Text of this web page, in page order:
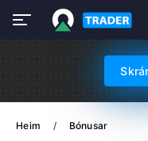
Heim Bónusar